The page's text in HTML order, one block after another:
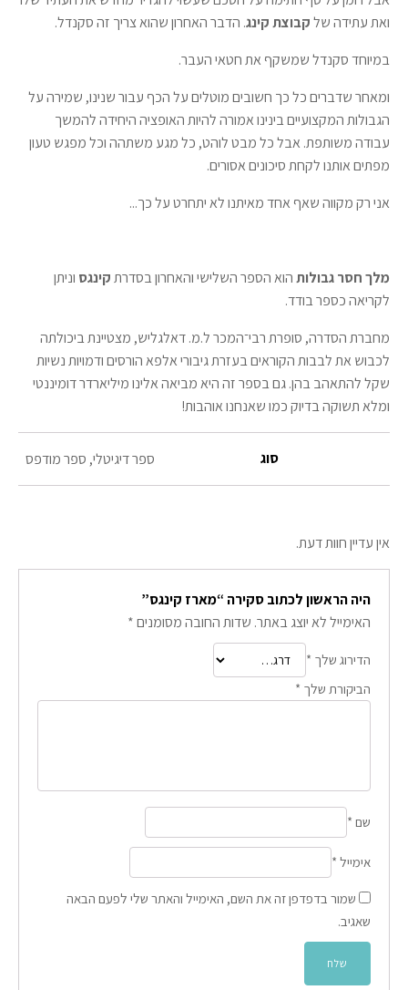
ואת עתידה שלקבוצת קינג. הדבר האחרון שהוא צריך זה סקנדל.
במיוחד סקנדל שמשקף את חטאי העבר.
ומאחר שדברים כל כך חשובים מוטלים על הכף עבור שנינו, שמירה על
הגבולות המקצועיים בינינו אמורה להיות האופציה היחידה להמשך
עבודה משותפת. אבל כל מבט לוהט, כל מגע משתהה וכל מפגש טעון
מפתים אותנו לקחת סיכונים אסורים.
אני רק מקווה שאף אחד מאיתנו לא יתחרט על כך...
מלך חסר גבולותהוא הספר השלישי והאחרון בסדרתקינגס וניתן
לקריאה כספר בודד.
מחברת הסדרה, סופרת רבי־המכר ל.מ. דאלגליש, מצטיינת ביכולתה
לכבוש את לבבות הקוראים בעזרת גיבורי אלפא הורסים ודמויות נשיות
שקל להתאהב בהן. גם בספר זה היא מביאה אלינו מיליארדר דומיננטי
ומלא תשוקה בדיוק כמו שאנחנו אוהבות!
סוג ספר דיגיטלי, ספר מודפס
אין עדיין חוות דעת.
היה הראשון לכתוב סקירה “מארז קינגס”
האימייל לא יוצג באתר. שדות החובה מסומנים*
הדירוג שלך *
הביקורת שלך *
שם *
אימייל *
שמור בדפדפן זה את השם, האימייל והאתר שלי לפעם הבאה
שאגיב.